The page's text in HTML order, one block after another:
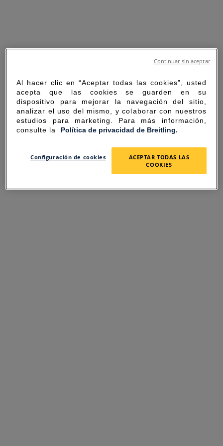
SORRY FOR THE
INCONVENIENCE
Al hacer clic en “Aceptar todas las cookies”, usted
acepta que las cookies se guarden en su
dispositivo para mejorar la navegación del sitio,
analizar el uso del mismo, y colaborar con nuestros
estudios para marketing. Para más información,
consulte la Política de privacidad de Breitling.
Configuración de cookies
ACEPTAR TODAS LAS
COOKIES
Continuar sin aceptar